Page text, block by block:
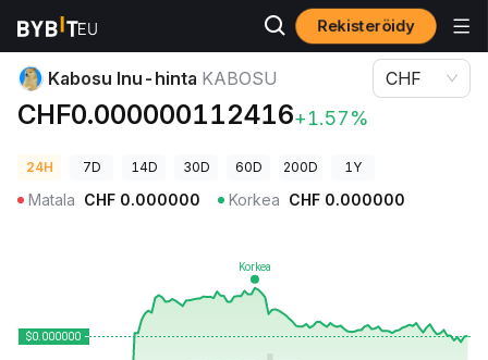
Rekisteröidy
Kryptohinnat Kabosu Inu-hinta KABOSU
Kabosu Inu-hinta KABOSU
CHF0.000000112416+1.57%
CHF
24H 7D 14D 30D 60D 200D 1Y
Matala CHF 0.000000 Korkea CHF 0.000000